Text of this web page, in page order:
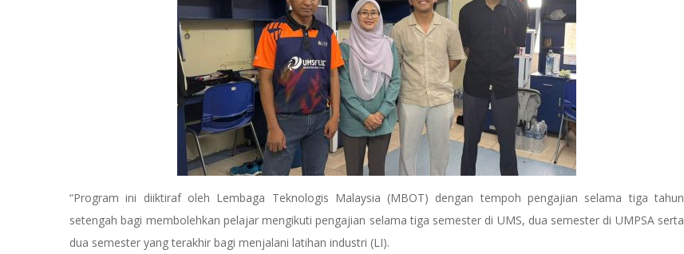
“Program ini diiktiraf oleh Lembaga Teknologis Malaysia (MBOT) dengan tempoh pengajian selama tiga tahun
setengah bagi membolehkan pelajar mengikuti pengajian selama tiga semester di UMS, dua semester di UMPSA serta
dua semester yang terakhir bagi menjalani latihan industri (LI).